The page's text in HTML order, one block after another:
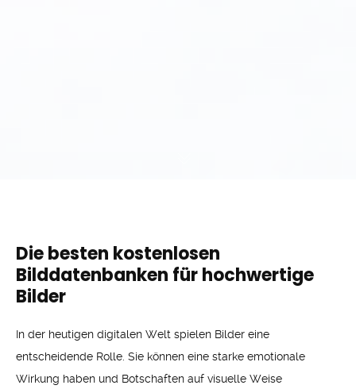
Die besten kostenlosen
Bilddatenbanken für hochwertige
Bilder
In der heutigen digitalen Welt spielen Bilder eine
entscheidende Rolle. Sie können eine starke emotionale
Wirkung haben und Botschaften auf visuelle Weise